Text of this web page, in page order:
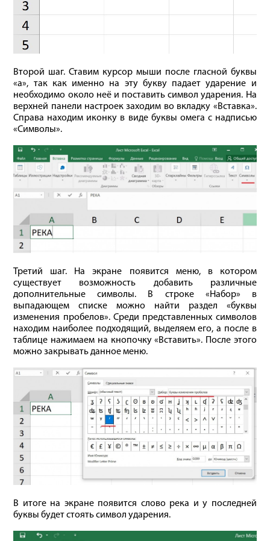
Второй шаг. Ставим курсор мыши после гласной буквы
«а», так как именно на эту букву падает ударение и
необходимо около неё и поставить символ ударения. На
верхней панели настроек заходим во вкладку «Вставка».
Справа находим иконку в виде буквы омега с надписью
«Символы».
Третий шаг. На экране появится меню, в котором
существует возможность добавить различные
дополнительные символы. В строке «Набор» в
выпадающем списке можно найти раздел «буквы
изменения пробелов». Среди представленных символов
находим наиболее подходящий, выделяем его, а после в
таблице нажимаем на кнопочку «Вставить». После этого
можно закрывать данное меню.
В итоге на экране появится слово река и у последней
буквы будет стоять символ ударения.